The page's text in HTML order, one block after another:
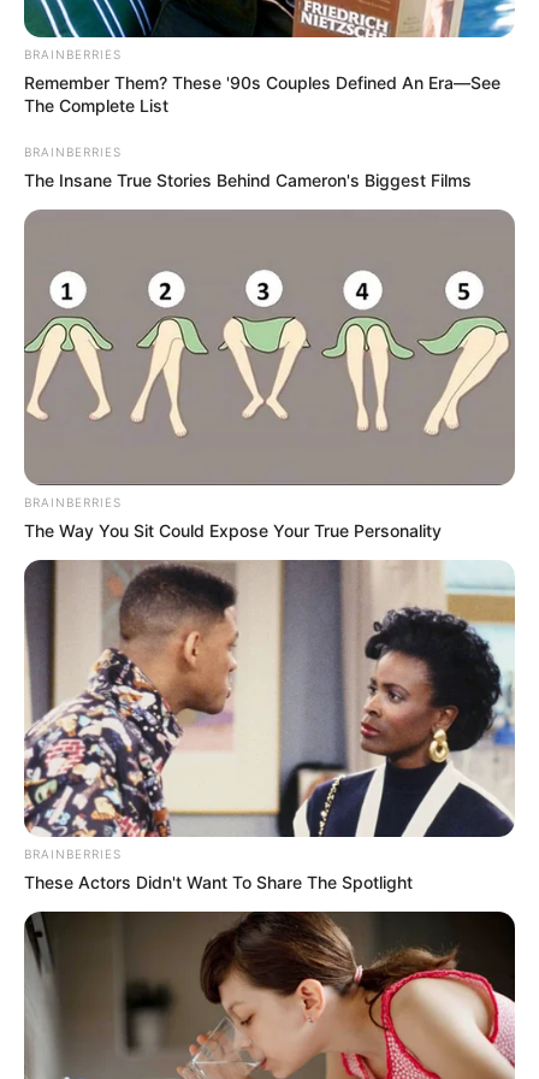
Posted
in
Friss hírek
Dráma a Parlamentben! – Sulyok
bySzerző • July 4, 2026
Sulyok Tamás, a köztársasági elnök és Magyar
Péter kormánya között tovább éleződik a politikai
konfliktus, miután az államfő a Politicónak adott
interjújában egyértelművé tette, hogy
mindenjogieszközt megragad a pozíciójában
maradás érdekében. A nemzetközi lapnak
egyelőre kudarcot vallott az őt elmozdítani
szándékozó új kabinettel szemben. MUTATJUK A
RÉSZLETEKET!
Sulyok Tamás, a köztársasági elnök és Magyar
BRAINBERRIES
Remember Them? These '90s Couples Defined An Era—See
The Complete List
BRAINBERRIES
The Insane True Stories Behind Cameron's Biggest Films
BRAINBERRIES
The Way You Sit Could Expose Your True Personality
BRAINBERRIES
These Actors Didn't Want To Share The Spotlight